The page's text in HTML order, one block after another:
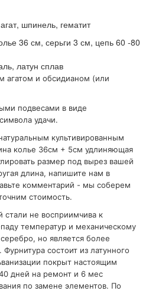
шпинель, гематит
36 см, серьги 3 см, цепь 60 -80
латун сплав
агатом и обсидианом (или
подвесами в виде
удачи.
культивированным
колье 36см + 5см удлиняющая
размер под вырез вашей
длина, напишите нам в
комментарий - мы соберем
стоимость.
не восприимчива к
температур и механическому
но является более
состоит из латунного
покрыт настоящим
дней на ремонт и 6 мес
по замене элементов. По